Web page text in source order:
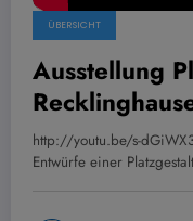
ÜBERSICHT
Ausstellung
http://youtu.be/s-
Entwürfe einer